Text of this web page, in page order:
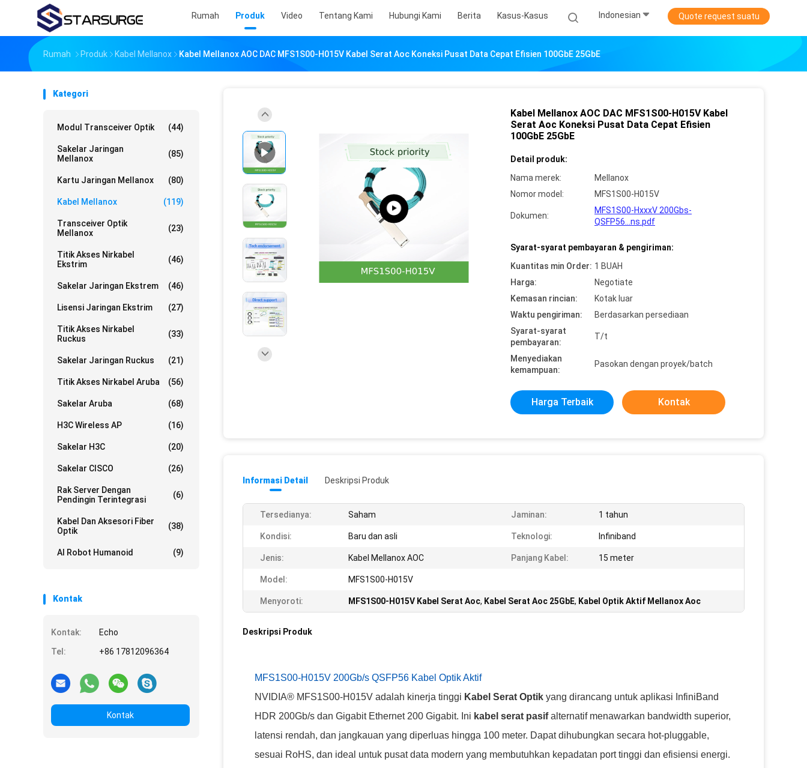
Rumah Produk Video Tentang Kami Hubungi Kami Berita Kasus-Kasus Indonesian Quote request suatu
Rumah Produk Kabel Mellanox Kabel Mellanox AOC DAC MFS1S00-H015V Kabel Serat Aoc Koneksi Pusat Data Cepat Efisien 100GbE 25GbE
Kategori
Modul Transceiver Optik (44)
Sakelar Jaringan
Mellanox
(85)
Kartu Jaringan Mellanox (80)
Kabel Mellanox (119)
Transceiver Optik
Mellanox
(23)
Titik Akses Nirkabel
Ekstrim
(46)
Sakelar Jaringan Ekstrem (46)
Lisensi Jaringan Ekstrim (27)
Titik Akses Nirkabel
Ruckus
(33)
Sakelar Jaringan Ruckus (21)
Titik Akses Nirkabel Aruba (56)
Sakelar Aruba (68)
H3C Wireless AP (16)
Sakelar H3C (20)
Sakelar CISCO (26)
Rak Server Dengan
Pendingin Terintegrasi
(6)
Kabel Dan Aksesori Fiber
Optik
(38)
AI Robot Humanoid (9)
Kontak
Kontak:
Echo
Tel:
+86 17812096364
Kontak
Kabel Mellanox AOC DAC MFS1S00-H015V Kabel
Serat Aoc Koneksi Pusat Data Cepat Efisien
100GbE 25GbE
Detail produk:
Nama merek:
Mellanox
Nomor model:
MFS1S00-H015V
Dokumen:
MFS1S00-HxxxV 200Gbs-
QSFP56...ns.pdf
Syarat-syarat pembayaran & pengiriman:
Kuantitas min Order: 1 BUAH
Harga:
Negotiate
Kemasan rincian:
Kotak luar
Waktu pengiriman:
Berdasarkan persediaan
Syarat-syarat
pembayaran:
T/t
Menyediakan
kemampuan:
Pasokan dengan proyek/batch
Harga Terbaik Kontak
Informasi Detail Deskripsi Produk
Tersedianya: Saham Jaminan: 1 tahun
Kondisi: Baru dan asli Teknologi: Infiniband
Jenis: Kabel Mellanox AOC Panjang Kabel: 15 meter
Model: MFS1S00-H015V
Menyoroti: MFS1S00-H015V Kabel Serat Aoc, Kabel Serat Aoc 25GbE, Kabel Optik Aktif Mellanox Aoc
Deskripsi Produk
MFS1S00-H015V 200Gb/s QSFP56 Kabel Optik Aktif
NVIDIA® MFS1S00-H015V adalah kinerja tinggi Kabel Serat Optik yang dirancang untuk aplikasi InfiniBand
HDR 200Gb/s dan Gigabit Ethernet 200 Gigabit. Ini kabel serat pasifalternatif menawarkan bandwidth superior,
latensi rendah, dan jangkauan yang diperluas hingga 100 meter. Dapat dihubungkan secara hot-pluggable,
sesuai RoHS, dan ideal untuk pusat data modern yang membutuhkan kepadatan port tinggi dan efisiensi energi.